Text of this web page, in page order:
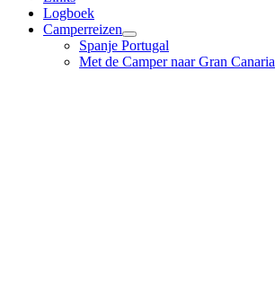
Logboek
Camperreizen
Spanje Portugal
Met de Camper naar Gran Canaria